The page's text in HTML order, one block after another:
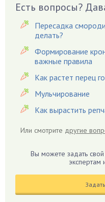
Вишня
Вредители
Гардения
Гацания
Гвоздики
Георгины
Герань
Гиацинт
Гиппеаструм
Годжи
Голубика
Есть вопросы?
Пересадка
делать?
Формирование
важные правила
Как растет перец
Мульчирование
Как вырастить
Или смотрите другие
Вы можете задать
экспертам